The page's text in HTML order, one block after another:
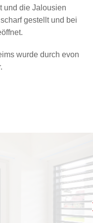
und die Jalousien
gestellt und bei
wurde durch evon